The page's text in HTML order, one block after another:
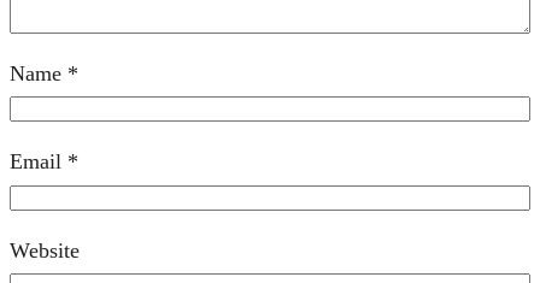
Name *
Email *
Website